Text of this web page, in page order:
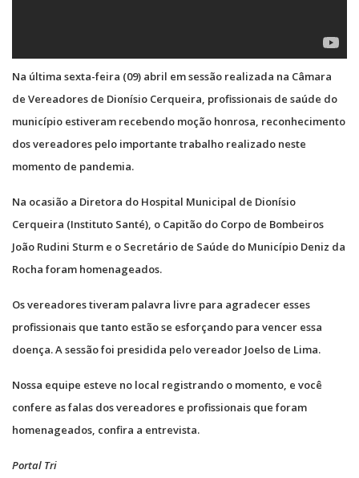
Na última sexta-feira (09) abril em sessão realizada na Câmara
de Vereadores de Dionísio Cerqueira, profissionais de saúde do
município estiveram recebendo moção honrosa, reconhecimento
dos vereadores pelo importante trabalho realizado neste
momento de pandemia.
Na ocasião a Diretora do Hospital Municipal de Dionísio
Cerqueira (Instituto Santé), o Capitão do Corpo de Bombeiros
João Rudini Sturm e o Secretário de Saúde do Município Deniz da
Rocha foram homenageados.
Os vereadores tiveram palavra livre para agradecer esses
profissionais que tanto estão se esforçando para vencer essa
doença. A sessão foi presidida pelo vereador Joelso de Lima.
Nossa equipe esteve no local registrando o momento, e você
confere as falas dos vereadores e profissionais que foram
homenageados, confira a entrevista.
Portal Tri